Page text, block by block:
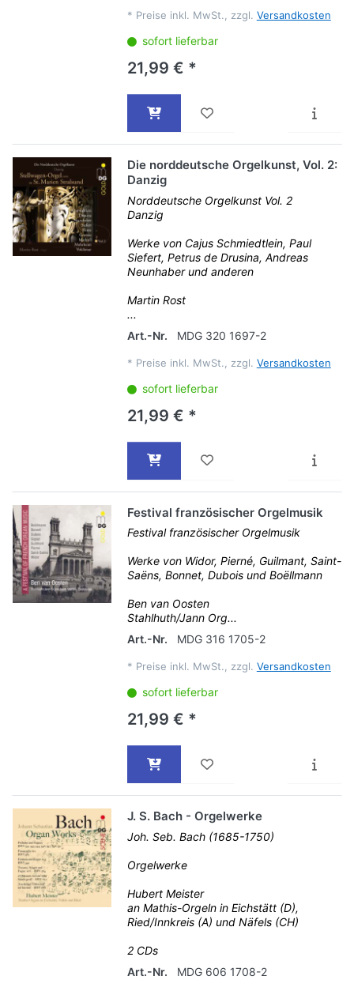
* Preise inkl. MwSt., zzgl. Versandkosten
sofort lieferbar
21,99 € *
Die norddeutsche Orgelkunst, Vol. 2:
Danzig
Norddeutsche Orgelkunst Vol. 2
Danzig
Werke von Cajus Schmiedtlein, Paul
Siefert, Petrus de Drusina, Andreas
Neunhaber und anderen
Martin Rost
...
Art.-Nr.
MDG 320 1697-2
* Preise inkl. MwSt., zzgl. Versandkosten
sofort lieferbar
21,99 € *
Festival französischer Orgelmusik
Festival französischer Orgelmusik
Werke von Widor, Pierné, Guilmant, Saint-
Saëns, Bonnet, Dubois und Boëllmann
Ben van Oosten
Stahlhuth/Jann Org...
Art.-Nr.
MDG 316 1705-2
* Preise inkl. MwSt., zzgl. Versandkosten
sofort lieferbar
21,99 € *
J. S. Bach - Orgelwerke
Joh. Seb. Bach (1685-1750)
Orgelwerke
Hubert Meister
an Mathis-Orgeln in Eichstätt (D),
Ried/Innkreis (A) und Näfels (CH)
2 CDs
Art.-Nr.
MDG 606 1708-2